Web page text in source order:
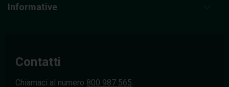
Informative
Contatti
Chiamaci al numero 800 987 565.